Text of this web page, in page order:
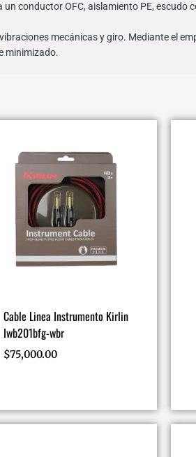
conductor OFC, aislamiento PE, escudo
mecánicas y giro. Mediante el
minimizado.
Cable Linea Instrumento Kirlin
Iwb201bfg-wbr
$75,000.00